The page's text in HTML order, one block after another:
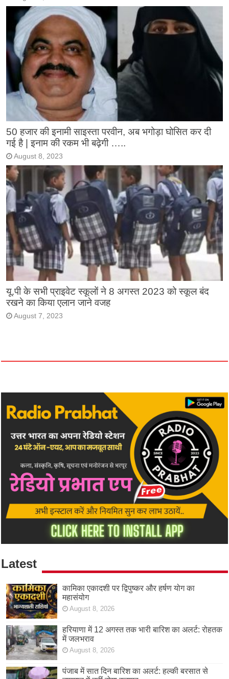
50 हजार की इनामी साइस्ता परवीन, अब भगोड़ा घोसित कर दी
गई है | इनाम की रकम भी बढ़ेगी …..
August 8, 2023
यू.पी के सभी प्राइवेट स्कूलों ने 8 अगस्त 2023 को स्कूल बंद
रखने का किया एलान जाने वजह
August 7, 2023
Latest
कामिका एकादशी पर द्विपुष्कर और हर्षण योग का
महासंयोग
August 8, 2026
हरियाणा में 12 अगस्त तक भारी बारिश का अलर्ट: रोहतक
में जलभराव
August 8, 2026
पंजाब में सात दिन बारिश का अलर्ट: हल्की बरसात से